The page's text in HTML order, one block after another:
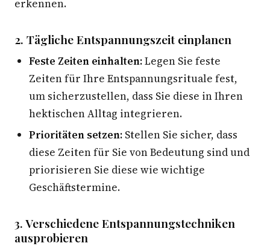
erkennen.
2. Tägliche Entspannungszeit einplanen
Feste Zeiten einhalten:Legen Sie feste
Zeiten für Ihre Entspannungsrituale fest,
um sicherzustellen, dass Sie diese in Ihren
hektischen Alltag integrieren.
Prioritäten setzen: Stellen Sie sicher, dass
diese Zeiten für Sie von Bedeutung sind und
priorisieren Sie diese wie wichtige
Geschäftstermine.
3. Verschiedene Entspannungstechniken
ausprobieren